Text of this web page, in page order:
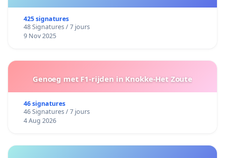
425 signatures
48 Signatures / 7 jours
9 Nov 2025
Genoeg met F1-rijden in Knokke-Het Zoute
46 signatures
46 Signatures / 7 jours
4 Aug 2026